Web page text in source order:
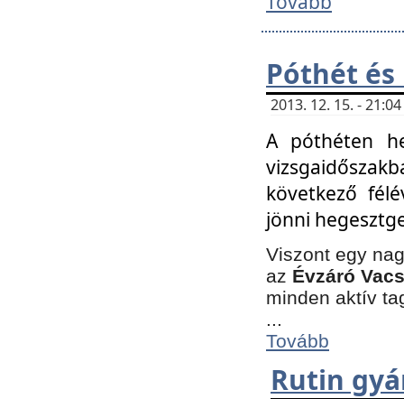
Póthét és
2013. 12. 15. -
A póthéten
következő
jönni
Viszont egy
az Évzáró
minden aktív
...
Tovább
Rutin